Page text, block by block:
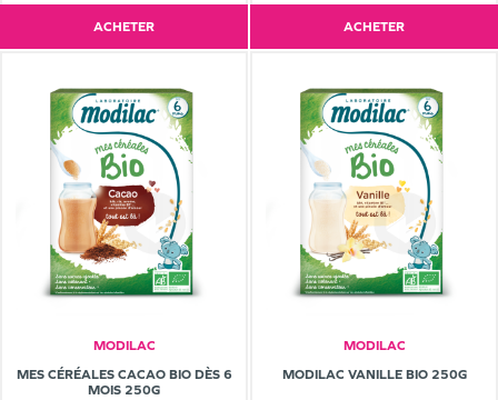
ACHETER ACHETER
MODILAC
MES CÉRÉALES CACAO BIO DÈS 6
MOIS 250G
MODILAC
MODILAC VANILLE BIO 250G